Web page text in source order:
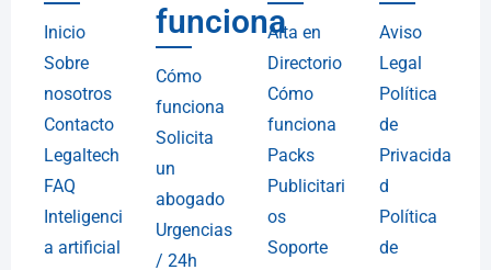
Inicio
Sobre
nosotros
Contacto
Legaltech
FAQ
Inteligenci
a artificial
funciona
Cómo
funciona
Solicita
un
abogado
Urgencias
/ 24h
Alta en
Directorio
Cómo
funciona
Packs
Publicitari
os
Soporte
Aviso
Legal
Política
de
Privacida
d
Política
de